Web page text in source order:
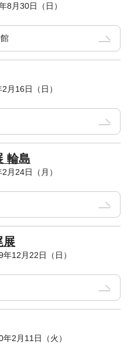
8月30日（日）
月16日（日）
輪島
月24日（月）
展
12月22日（日）
2月11日（火）